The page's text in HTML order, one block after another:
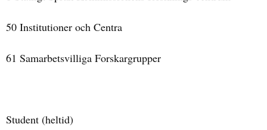
50 Institutioner och Centra
61 Samarbetsvilliga Forskargrupper
Student (heltid)